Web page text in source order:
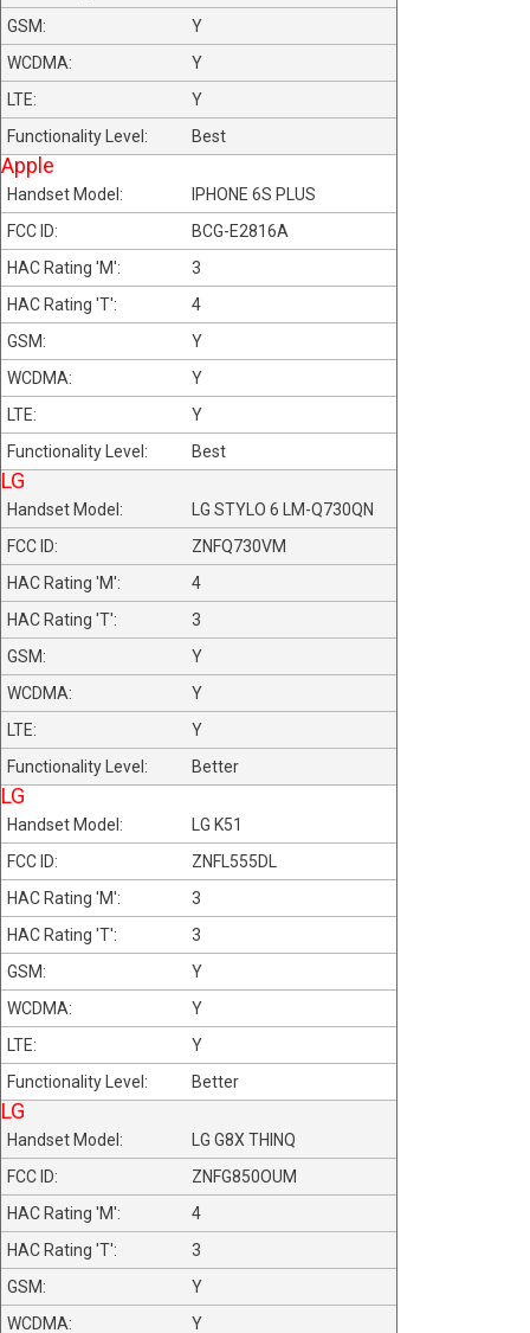
Y
Y
Y
Best
Apple
IPHONE 6S PLUS
BCG-E2816A
3
4
Y
Y
Y
Best
LG
LG STYLO 6 LM-Q730QN
ZNFQ730VM
4
3
Y
Y
Y
Better
LG
LG K51
ZNFL555DL
3
3
Y
Y
Y
Better
LG
LG G8X THINQ
ZNFG850OUM
4
3
Y
Y